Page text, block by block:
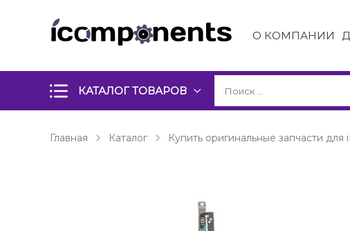
О КОМПАНИИ
КАТАЛОГ ТОВАРОВ
Главная Каталог Купить оригинальные запчасти